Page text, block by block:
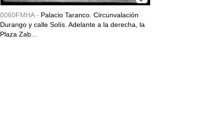
0060FMHA - Palacio Taranco. Circunvalación
Durango y calle Solís. Adelante a la derecha, la
Plaza Zab...